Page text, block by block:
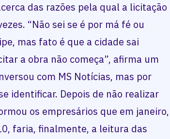
das razões pela qual a licitação
“Não sei se é por má fé ou
mas fato é que a cidade sai
a obra não começa”, afirma um
com MS Notícias, mas por
identificar. Depois de não realizar
os empresários que em janeiro,
faria, finalmente, a leitura das